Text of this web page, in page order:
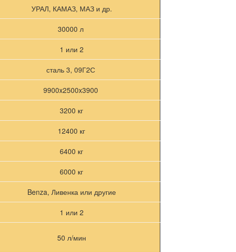
УРАЛ, КАМАЗ, МАЗ и др.
30000 л
1 или 2
сталь 3, 09Г2С
9900x2500x3900
3200 кг
12400 кг
6400 кг
6000 кг
Benza, Ливенка или другие
1 или 2
50 л/мин